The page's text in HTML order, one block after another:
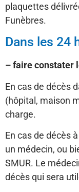
plaquettes
Funèbres.
Dans les 24
– faire constater
En cas de décès
(hôpital, maison
charge.
En cas de décès
un médecin, ou
SMUR. Le
décès qui sera